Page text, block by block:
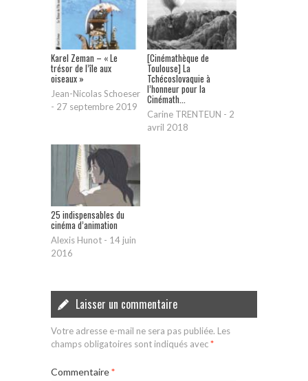
Karel Zeman – « Le
trésor de l’île aux
oiseaux »
Jean-Nicolas Schoeser
- 27 septembre 2019
[Cinémathèque de
Toulouse] La
Tchécoslovaquie à
l’honneur pour la
Cinémath...
Carine TRENTEUN - 2
avril 2018
25 indispensables du
cinéma d’animation
Alexis Hunot - 14 juin
2016
Laisser un commentaire
Votre adresse e-mail ne sera pas publiée. Les
champs obligatoires sont indiqués avec*
Commentaire*